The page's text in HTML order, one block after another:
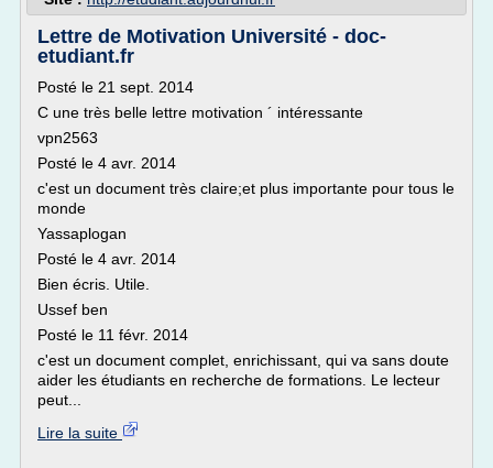
Lettre de Motivation Université - doc-
etudiant.fr
Posté le 21 sept. 2014
C une très belle lettre motivation ´ intéressante
vpn2563
Posté le 4 avr. 2014
c'est un document très claire;et plus importante pour tous le
monde
Yassaplogan
Posté le 4 avr. 2014
Bien écris. Utile.
Ussef ben
Posté le 11 févr. 2014
c'est un document complet, enrichissant, qui va sans doute
aider les étudiants en recherche de formations. Le lecteur
peut...
Lire la suite